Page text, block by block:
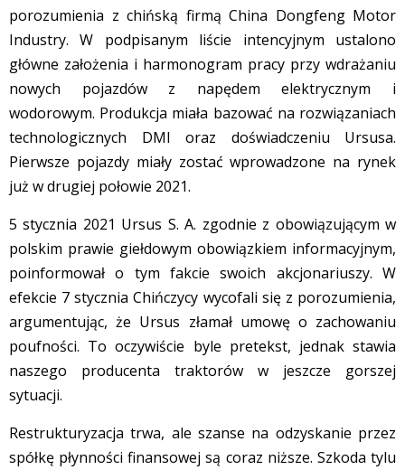
porozumienia z chińską firmą China Dongfeng Motor
Industry. W podpisanym liście intencyjnym ustalono
główne założenia i harmonogram pracy przy wdrażaniu
nowych pojazdów z napędem elektrycznym i
wodorowym. Produkcja miała bazować na rozwiązaniach
technologicznych DMI oraz doświadczeniu Ursusa.
Pierwsze pojazdy miały zostać wprowadzone na rynek
już w drugiej połowie 2021.
5 stycznia 2021 Ursus S. A. zgodnie z obowiązującym w
polskim prawie giełdowym obowiązkiem informacyjnym,
poinformował o tym fakcie swoich akcjonariuszy. W
efekcie 7 stycznia Chińczycy wycofali się z porozumienia,
argumentując, że Ursus złamał umowę o zachowaniu
poufności. To oczywiście byle pretekst, jednak stawia
naszego producenta traktorów w jeszcze gorszej
sytuacji.
Restrukturyzacja trwa, ale szanse na odzyskanie przez
spółkę płynności finansowej są coraz niższe. Szkoda tylu